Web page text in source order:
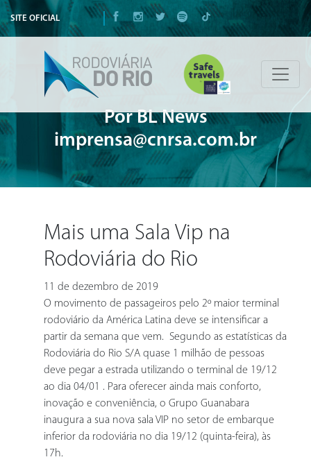
SITE OFICIAL
Por BL News
imprensa@cnrsa.com.br
Mais uma Sala Vip na
Rodoviária do Rio
11 de dezembro de 2019
O movimento de passageiros pelo 2º maior terminal
rodoviário da América Latina deve se intensificar a
partir da semana que vem. Segundo as estatísticas da
Rodoviária do Rio S/A quase 1 milhão de pessoas
deve pegar a estrada utilizando o terminal de 19/12
ao dia 04/01 . Para oferecer ainda mais conforto,
inovação e conveniência, o Grupo Guanabara
inaugura a sua nova sala VIP no setor de embarque
inferior da rodoviária no dia 19/12 (quinta-feira), às
17h.